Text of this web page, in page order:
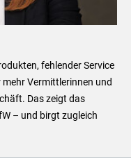
fehlender Service
Vermittlerinnen und
Das zeigt das
– und birgt zugleich